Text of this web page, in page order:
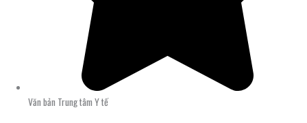
Văn bản Trung tâm Y tế